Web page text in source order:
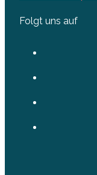
Folgt uns auf